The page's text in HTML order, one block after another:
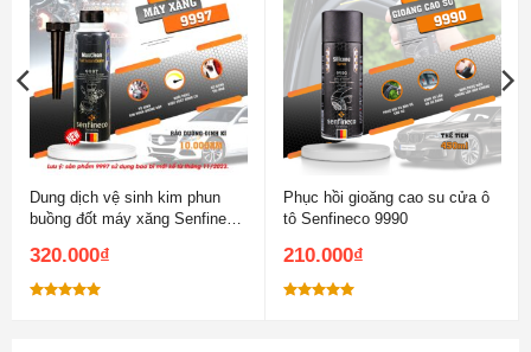
Dung dịch vệ sinh kim phun
buồng đốt máy xăng Senfineco
320.000₫
Phục hồi gioăng cao su cửa ô
tô Senfineco 9990
210.000₫